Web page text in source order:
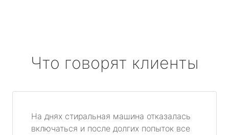
Что говорят клиенты
На днях стиральная машина отказалась
включаться и после долгих попыток все